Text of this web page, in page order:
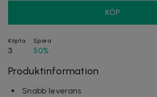
KÖP
Köpta
3
Spara
50%
Produktinformation
Snabb leverans